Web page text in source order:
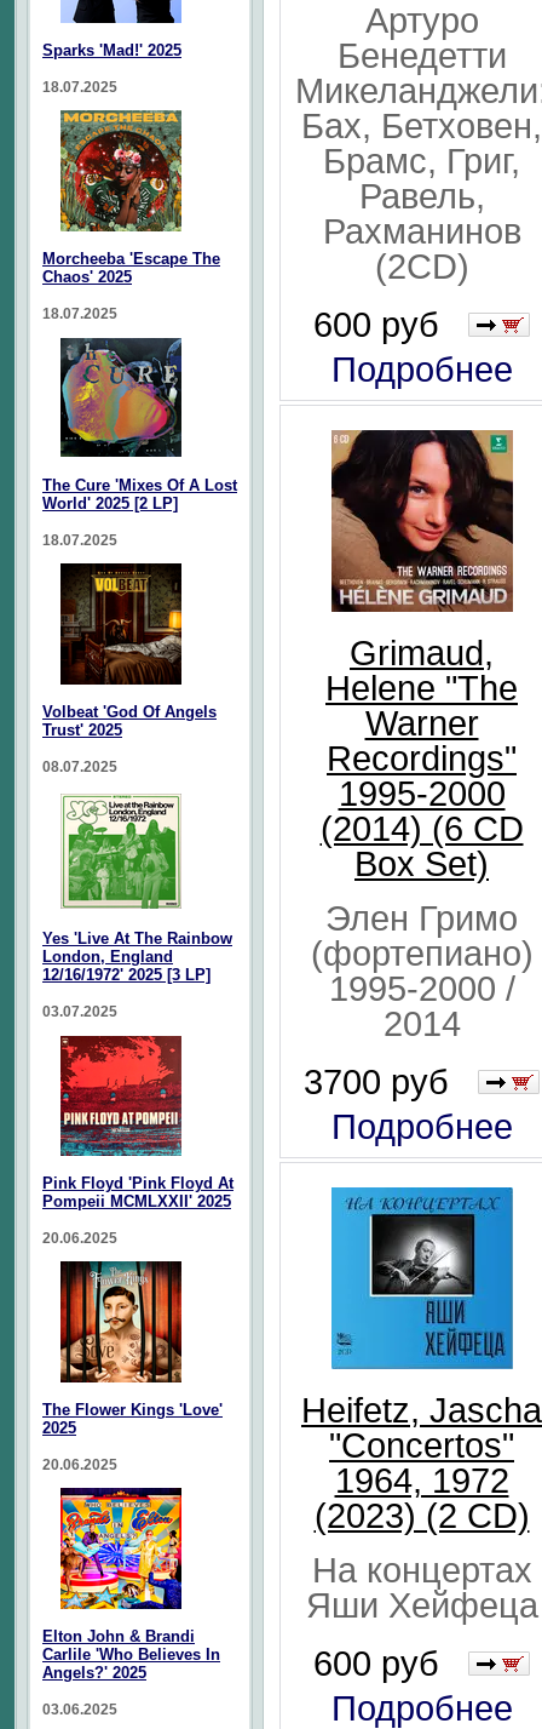
Артуро
Бенедетти
Бах, Бетховен,
Брамс, Григ,
Равель,
Рахманинов
(2CD)
600 руб
Подробнее
Grimaud,
Helene "The
Warner
Recordings"
1995-2000
(2014) (6 CD
Box Set)
Элен Гримо
(фортепиано)
1995-2000 /
2014
3700 руб
Подробнее
Heifetz, Jascha
"Concertos"
1964, 1972
(2023) (2 CD)
На концертах
Яши Хейфеца
600 руб
Подробнее
Sparks 'Mad!' 2025
18.07.2025
Morcheeba 'Escape The
Chaos' 2025
18.07.2025
The Cure 'Mixes Of A Lost
World' 2025 [2 LP]
18.07.2025
Volbeat 'God Of Angels
Trust' 2025
08.07.2025
Yes 'Live At The Rainbow
London, England
12/16/1972' 2025 [3 LP]
03.07.2025
Pink Floyd 'Pink Floyd At
Pompeii MCMLXXII' 2025
20.06.2025
The Flower Kings 'Love'
2025
20.06.2025
Elton John & Brandi
Carlile 'Who Believes In
Angels?' 2025
03.06.2025